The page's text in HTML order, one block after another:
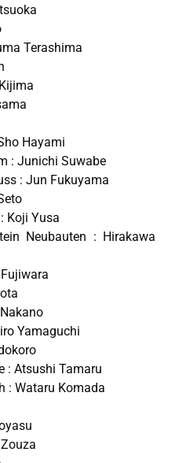
Terashima
Hayami
: Junichi Suwabe
: Jun Fukuyama
Koji Yusa
Neubauten : Hirakawa
Yamaguchi
: Atsushi Tamaru
: Wataru Komada